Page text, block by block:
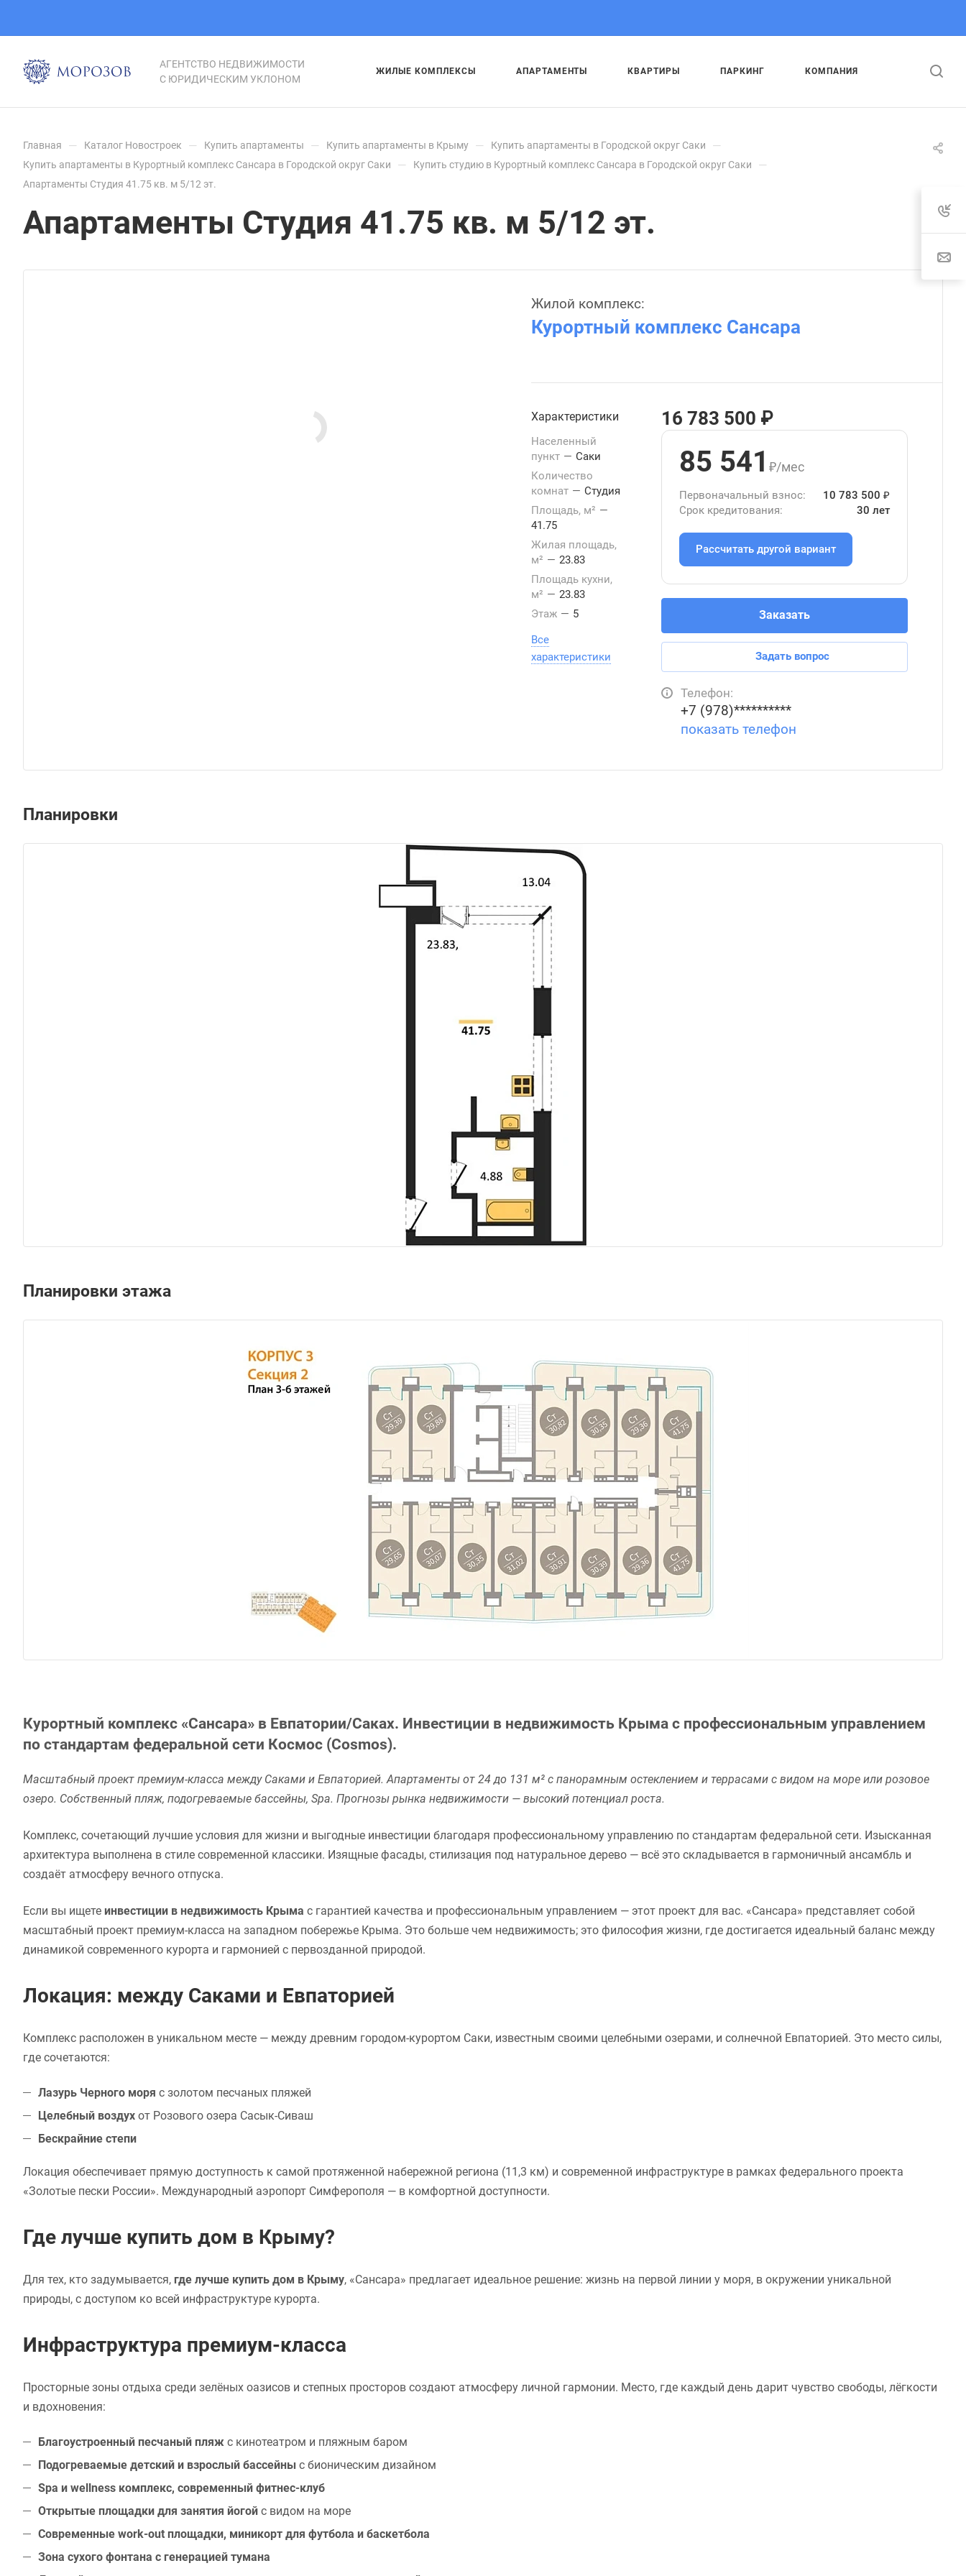
АГЕНТСТВО НЕДВИЖИМОСТИ
С ЮРИДИЧЕСКИМ УКЛОНОМ
ЖИЛЫЕ КОМПЛЕКСЫ АПАРТАМЕНТЫ КВАРТИРЫ ПАРКИНГ КОМПАНИЯ
Главная — Каталог Новостроек — Купить апартаменты — Купить апартаменты в Крыму — Купить апартаменты в Городской округ Саки —
Купить апартаменты в Курортный комплекс Сансара в Городской округ Саки — Купить студию в Курортный комплекс Сансара в Городской округ Саки —
Апартаменты Студия 41.75 кв. м 5/12 эт.
Апартаменты Студия 41.75 кв. м 5/12 эт.
Жилой комплекс:
Курортный комплекс Сансара
Характеристики
Населенный
пункт — Саки
Количество
комнат — Студия
Площадь, м² —
41.75
Жилая площадь,
м² — 23.83
Площадь кухни,
м² — 23.83
Этаж — 5
Все
характеристики
16 783 500 ₽
85 541 ₽/мес
Первоначальный взнос:
10 783 500 ₽
Срок кредитования:
30 лет
Рассчитать другой вариант
Заказать
Задать вопрос
Телефон:
+7 (978)**********
показать телефон
Планировки
Планировки этажа
Курортный комплекс «Сансара» в Евпатории/Саках. Инвестиции в недвижимость Крыма с профессиональным управлением
по стандартам федеральной сети Космос (Cosmos).
Масштабный проект премиум-класса между Саками и Евпаторией. Апартаменты от 24 до 131 м² с панорамным остеклением и террасами с видом на море или розовое
озеро. Собственный пляж, подогреваемые бассейны, Spa. Прогнозы рынка недвижимости — высокий потенциал роста.
Комплекс, сочетающий лучшие условия для жизни и выгодные инвестиции благодаря профессиональному управлению по стандартам федеральной сети. Изысканная
архитектура выполнена в стиле современной классики. Изящные фасады, стилизация под натуральное дерево — всё это складывается в гармоничный ансамбль и
создаёт атмосферу вечного отпуска.
Если вы ищете инвестиции в недвижимость Крыма с гарантией качества и профессиональным управлением — этот проект для вас. «Сансара» представляет собой
масштабный проект премиум-класса на западном побережье Крыма. Это больше чем недвижимость; это философия жизни, где достигается идеальный баланс между
динамикой современного курорта и гармонией с первозданной природой.
Локация: между Саками и Евпаторией
Комплекс расположен в уникальном месте — между древним городом-курортом Саки, известным своими целебными озерами, и солнечной Евпаторией. Это место силы,
где сочетаются:
Лазурь Черного моря с золотом песчаных пляжей
Целебный воздух от Розового озера Сасык-Сиваш
Бескрайние степи
Локация обеспечивает прямую доступность к самой протяженной набережной региона (11,3 км) и современной инфраструктуре в рамках федерального проекта
«Золотые пески России». Международный аэропорт Симферополя — в комфортной доступности.
Где лучше купить дом в Крыму?
Для тех, кто задумывается, где лучше купить дом в Крыму, «Сансара» предлагает идеальное решение: жизнь на первой линии у моря, в окружении уникальной
природы, с доступом ко всей инфраструктуре курорта.
Инфраструктура премиум-класса
Просторные зоны отдыха среди зелёных оазисов и степных просторов создают атмосферу личной гармонии. Место, где каждый день дарит чувство свободы, лёгкости
и вдохновения:
Благоустроенный песчаный пляж с кинотеатром и пляжным баром
Подогреваемые детский и взрослый бассейны с бионическим дизайном
Spa и wellness комплекс, современный фитнес-клуб
Открытые площадки для занятия йогой с видом на море
Современные work-out площадки, миникорт для футбола и баскетбола
Зона сухого фонтана с генерацией тумана